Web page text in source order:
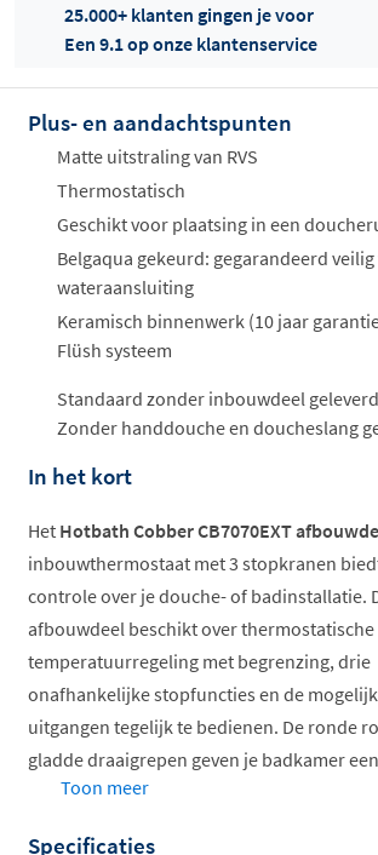
Offertes
ophalen...
25.000+ klanten gingen je voor
Een 9.1 op onze klantenservice
Plus- en aandachtspunten
Matte uitstraling van RVS
Thermostatisch
Geschikt voor plaatsing in een
Belgaqua gekeurd: gegarandeerd
wateraansluiting
Keramisch binnenwerk (10 jaar
Flüsh systeem
Standaard zonder inbouwdeel geleverd
Zonder handdouche en doucheslang
In het kort
Het Hotbath Cobber CB7070EXT
inbouwthermostaat met 3 stopkranen
controle over je douche- of badinstallatie.
afbouwdeel beschikt over thermostatische
temperatuurregeling met begrenzing, drie
onafhankelijke stopfuncties en de
uitgangen tegelijk te bedienen. De ronde
gladde draaigrepen geven je badkamer
moderne uitstraling. Verkrijgbaar in een
Toon meer
Specificaties